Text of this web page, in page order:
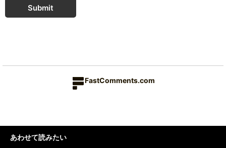
Submit
FastComments.com
あわせて読みたい